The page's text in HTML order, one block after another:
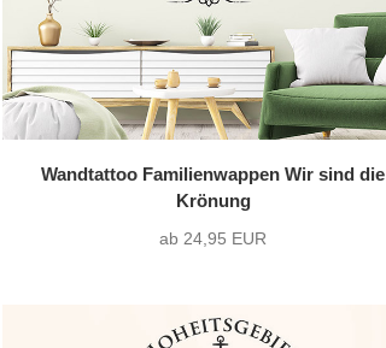
Wandtattoo Familienwappen Wir sind die
Krönung
ab 24,95 EUR